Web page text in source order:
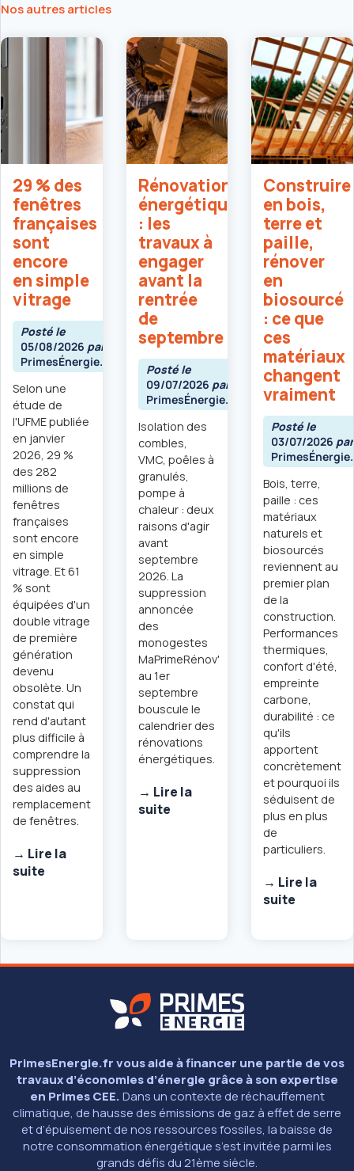
Nos autres articles
29 % des
fenêtres
françaises
sont
encore
en simple
vitrage
Posté le
05/08/2026 par
PrimesÉnergie.fr
Selon une
étude de
l'UFME publiée
en janvier
2026, 29 %
des 282
millions de
fenêtres
françaises
sont encore
en simple
vitrage. Et 61
% sont
équipées d'un
double vitrage
de première
génération
devenu
obsolète. Un
constat qui
rend d'autant
plus difficile à
comprendre la
suppression
des aides au
remplacement
de fenêtres.
→ Lire la
suite
Rénovation
énergétique
: les
travaux à
engager
avant la
rentrée
de
septembre
Posté le
09/07/2026 par
PrimesÉnergie.fr
Isolation des
combles,
VMC, poêles à
granulés,
pompe à
chaleur : deux
raisons d'agir
avant
septembre
2026. La
suppression
annoncée
des
monogestes
MaPrimeRénov'
au 1er
septembre
bouscule le
calendrier des
rénovations
énergétiques.
→ Lire la
suite
Construire
en bois,
terre et
paille,
rénover
en
biosourcé
: ce que
ces
matériaux
changent
vraiment
Posté le
03/07/2026 par
Bois, terre,
paille : ces
matériaux
naturels et
biosourcés
reviennent au
premier plan
de la
construction.
Performances
thermiques,
confort d'été,
empreinte
carbone,
durabilité : ce
qu'ils
apportent
concrètement
et pourquoi ils
séduisent de
plus en plus
de
particuliers.
→ Lire la
suite
PrimesEnergie.fr vous aide à financer une partie de vos
travaux d’économies d’énergie grâce à son expertise
en Primes CEE.Dans un contexte de réchauffement
climatique, de hausse des émissions de gaz à effet de serre
et d’épuisement de nos ressources fossiles, la baisse de
notre consommation énergétique s’est invitée parmi les
grands défis du 21ème siècle.